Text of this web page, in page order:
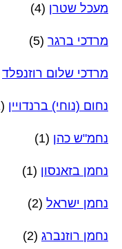
מעכל שטרן (4)
מרדכי ברגר (5)
מרדכי שלום רוזנפלד
נחום (נוחי) ברנדויין (1)
נחמ"ש כהן (1)
נחמן בזאנסון (1)
נחמן ישראל (2)
נחמן רוזנברג (2)